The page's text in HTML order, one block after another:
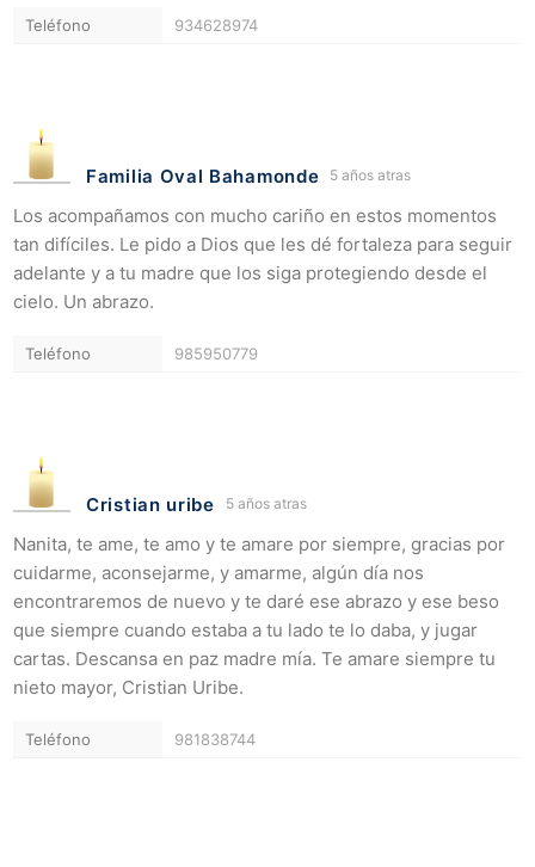
Teléfono 934628974
Familia Oval Bahamonde 5 años atras
Los acompañamos con mucho cariño en estos momentos
tan difíciles. Le pido a Dios que les dé fortaleza para seguir
adelante y a tu madre que los siga protegiendo desde el
cielo. Un abrazo.
Teléfono 985950779
Cristian uribe 5 años atras
Nanita, te ame, te amo y te amare por siempre, gracias por
cuidarme, aconsejarme, y amarme, algún día nos
encontraremos de nuevo y te daré ese abrazo y ese beso
que siempre cuando estaba a tu lado te lo daba, y jugar
cartas. Descansa en paz madre mía. Te amare siempre tu
nieto mayor, Cristian Uribe.
Teléfono 981838744